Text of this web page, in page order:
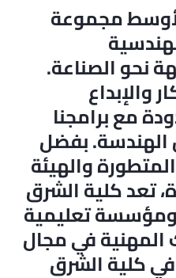
مجموعة
نحو الصناعة.
والإبداع
مع برامجنا
الهندسة. بفضل
والهيئة
تعد كلية الشرق
ومؤسسة تعليمية
المهنية في مجال
في كلية الشرق